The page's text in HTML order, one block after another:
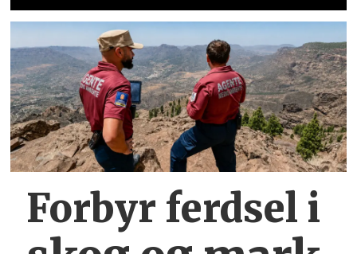
Forbyr ferdsel i